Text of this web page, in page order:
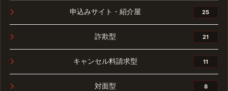
申込みサイト・紹介屋 25
詐欺型 21
キャンセル料請求型 11
対面型 8